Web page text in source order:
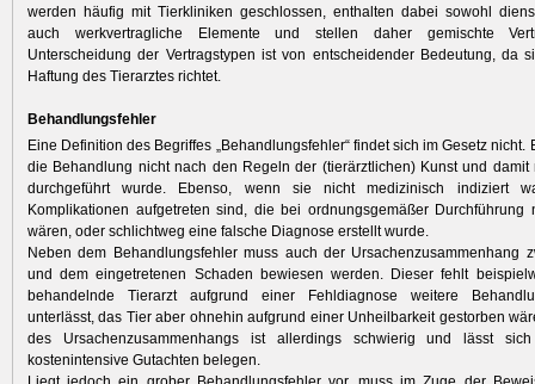
werden häufig mit Tierkliniken geschlossen, enthalten ­dabei sowohl
auch werkvertragliche Elemente und stellen daher gemischte
Unterscheidung der Vertragstypen ist von entscheidender Bedeutung, da
Haftung des Tierarztes richtet.
Behandlungsfehler
Eine Definition des Begriffes „Behandlungsfehler“ findet sich im Gesetz nicht.
die Behandlung nicht nach den Regeln der (tierärztlichen) Kunst und damit
durchgeführt wurde. Ebenso, wenn sie nicht medizinisch indiziert
Komplikationen aufgetreten sind, die bei ordnungsgemäßer Durchführung
wären, oder schlichtweg eine falsche Diagnose erstellt wurde.
Neben dem Behandlungsfehler muss auch der Ursachenzusammenhang
und dem eingetretenen Schaden bewiesen werden. Dieser fehlt
behandelnde Tierarzt aufgrund einer Fehldiagnose weitere
unterlässt, das Tier aber ohnehin aufgrund einer Unheilbarkeit gestorben
des Ursachenzusammenhangs ist allerdings schwierig und lässt
kostenintensive Gutachten belegen.